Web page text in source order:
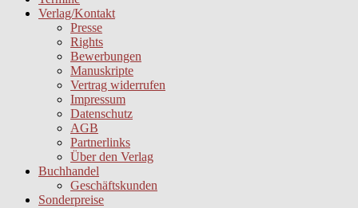
Verlag/Kontakt
Presse
Rights
Bewerbungen
Manuskripte
Vertrag widerrufen
Impressum
Datenschutz
AGB
Partnerlinks
Über den Verlag
Buchhandel
Geschäftskunden
Sonderpreise